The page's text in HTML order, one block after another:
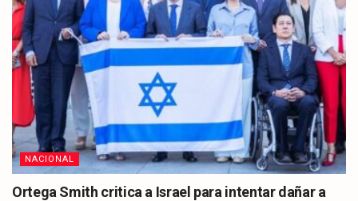
NACIONAL
Ortega Smith critica a Israel para intentar dañar a